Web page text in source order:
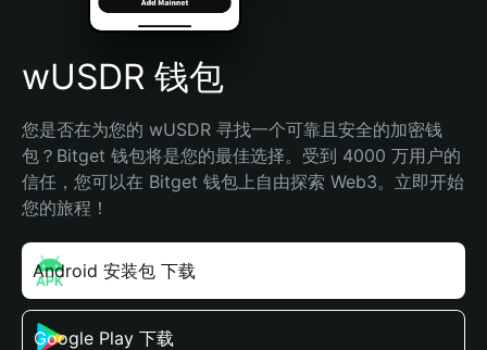
Español (Argentina)
wUSDR 钱包
您是否在为您的 wUSDR 寻找一个可靠且安全的加密钱
包？Bitget 钱包将是您的最佳选择。受到 4000 万用户的
信任，您可以在 Bitget 钱包上自由探索 Web3。立即开始
您的旅程！
Android 安装包 下载
Google Play 下载